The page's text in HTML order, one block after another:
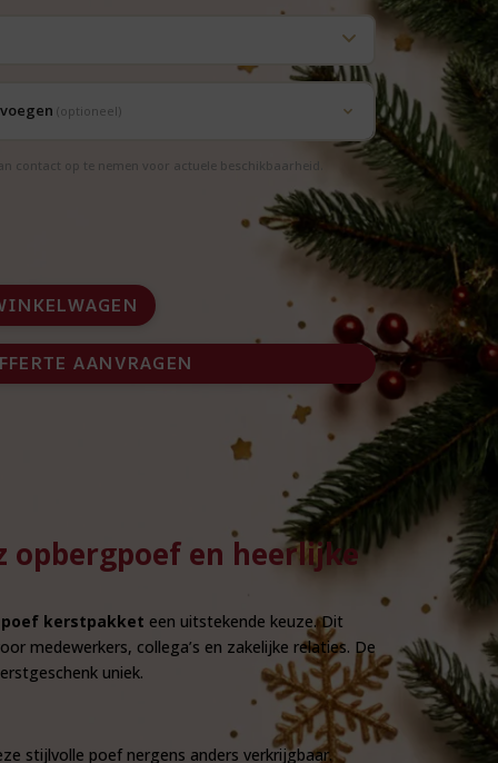
(optioneel)
contact op te nemen voor actuele beschikbaarheid.
AANVRAGEN
opbergpoef en heerlijke
kerstpakket een uitstekende keuze. Dit
medewerkers, collega’s en zakelijke relaties. De
uniek.
stijlvolle poef nergens anders verkrijgbaar.